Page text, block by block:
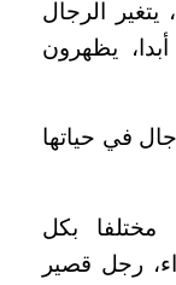
الرجال
يظهرون
في حياتها
بكل
رجل قصير